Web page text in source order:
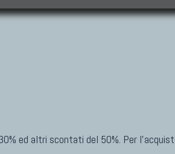
D'ARTE
Tappeti Persiani
ed altri scontati del 50%. Per